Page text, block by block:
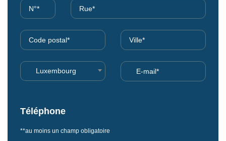
Luxembourg
Téléphone
**au moins un champ obligatoire